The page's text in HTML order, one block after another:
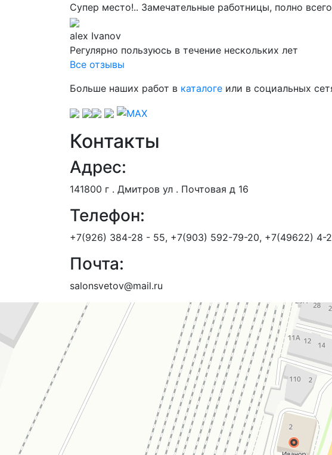
Супер место!.. Замечательные работницы, полно
alex Ivanov
Регулярно пользуюсь в течение нескольких лет
Все отзывы
Больше наших работ в каталоге или в социальных
Контакты
Адрес:
141800 г . Дмитров ул . Почтовая д 16
Телефон:
+7(926) 384-28 - 55, +7(903) 592-79-20, +7(49622) 4-
Почта:
salonsvetov@mail.ru